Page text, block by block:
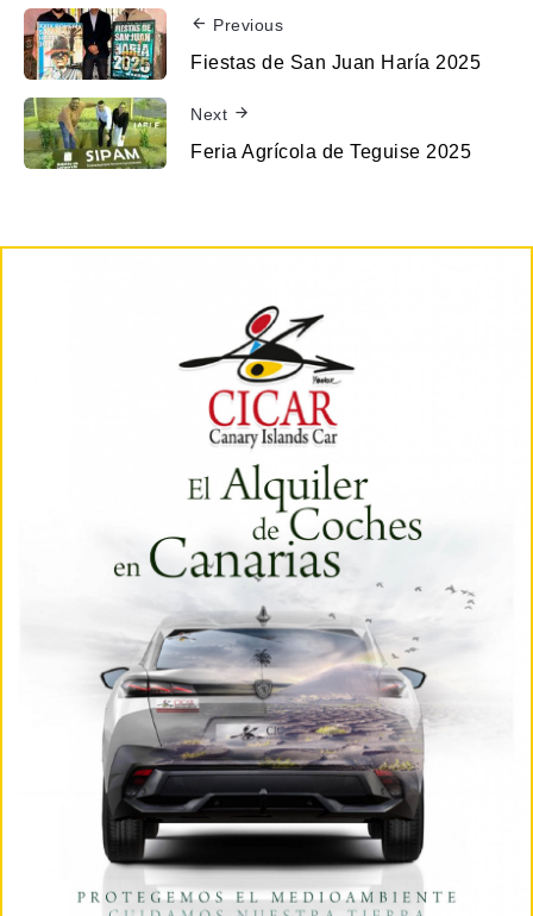
Previous
Fiestas de San Juan Haría 2025
Next
Feria Agrícola de Teguise 2025